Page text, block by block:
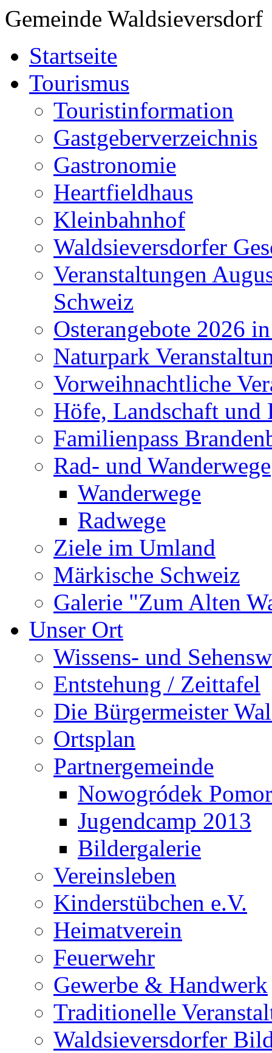
Gemeinde Waldsieversdorf
Startseite
Tourismus
Touristinformation
Gastgeberverzeichnis
Gastronomie
Heartfieldhaus
Kleinbahnhof
Waldsieversdorfer
Veranstaltungen
Schweiz
Osterangebote 2026
Naturpark
Vorweihnachtliche
Höfe, Landschaft und
Familienpass
Rad- und Wanderwege
Wanderwege
Radwege
Ziele im Umland
Märkische Schweiz
Galerie "Zum Alten
Unser Ort
Wissens- und
Entstehung / Zeittafel
Die Bürgermeister
Ortsplan
Partnergemeinde
Nowogródek
Jugendcamp 2013
Bildergalerie
Vereinsleben
Kinderstübchen e.V.
Heimatverein
Feuerwehr
Gewerbe & Handwerk
Traditionelle
Waldsieversdorfer